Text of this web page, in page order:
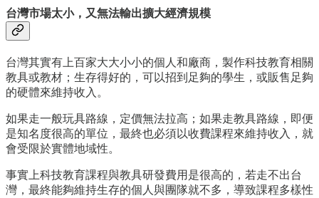
台灣市場太小，又無法輸出擴大經濟規模
台灣其實有上百家大大小小的個人和廠商，製作科技教育相關
教具或教材；生存得好的，可以招到足夠的學生，或販售足夠
的硬體來維持收入。
如果走一般玩具路線，定價無法拉高；如果走教具路線，即便
是知名度很高的單位，最終也必須以收費課程來維持收入，就
會受限於實體地域性。
事實上科技教育課程與教具研發費用是很高的，若走不出台
灣，最終能夠維持生存的個人與團隊就不多，導致課程多樣性